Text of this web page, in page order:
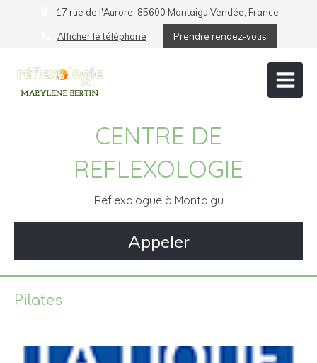
17 rue de l'Aurore, 85600 Montaigu Vendée, France
Afficher le téléphone Prendre rendez-vous
CENTRE DE
REFLEXOLOGIE
Réflexologue à Montaigu
Appeler
Pilates